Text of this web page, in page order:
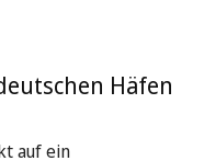
Häfen
auf ein